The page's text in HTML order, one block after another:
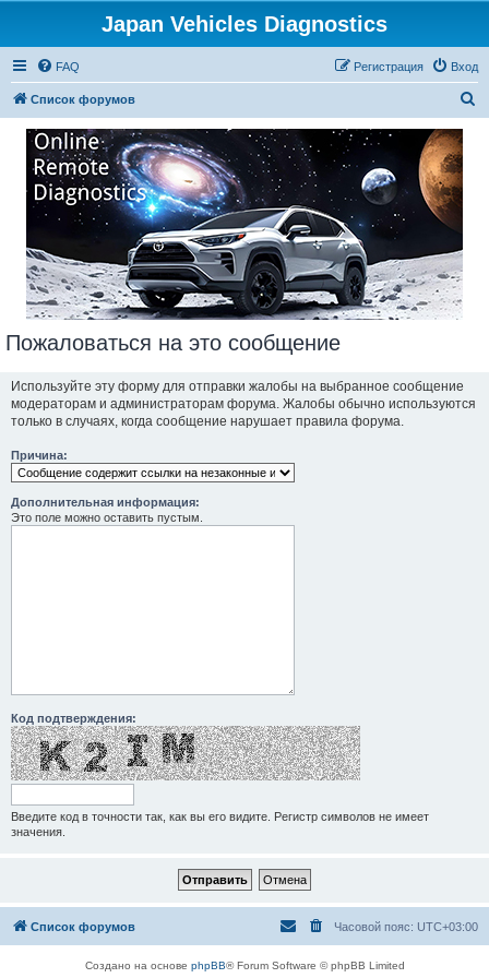
Japan Vehicles Diagnostics
FAQ Вход
Регистрация
Список форумов
Пожаловаться на это сообщение
Используйте эту форму для отправки жалобы на выбранное сообщение
модераторам и администраторам форума. Жалобы обычно используются
только в случаях, когда сообщение нарушает правила форума.
Причина:
Дополнительная информация:
Это поле можно оставить пустым.
Код подтверждения:
Введите код в точности так, как вы его видите. Регистр символов не имеет
значения.
Список форумов Часовой пояс: UTC+03:00
Создано на основе phpBB® Forum Software © phpBB Limited